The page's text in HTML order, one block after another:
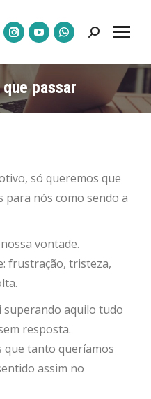
A
página
Instagram
abre
A
página
YouTube
A
página
WhatsApp
Pesquisar:
passar
só queremos que
para nós como sendo a
vontade.
frustração, tristeza,
superando aquilo tudo
resposta.
que tanto queríamos
assim no